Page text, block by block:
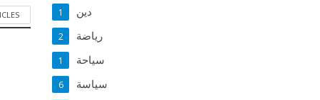
دين 1
رياضة 2
سياحة 1
سياسة 6